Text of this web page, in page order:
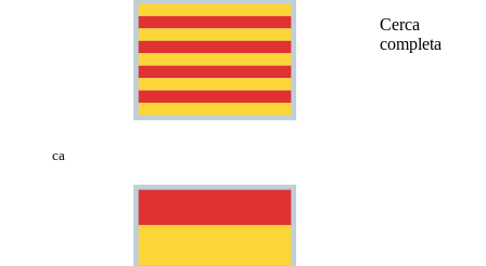
ca
Cerca
completa